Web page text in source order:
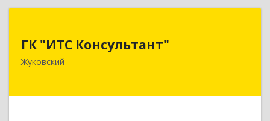
ГК "ИТС Консультант"
Жуковский
140181, Московская обл, Жуковский г,
Ломоносова ул, дом № 29А, этаж 2, пом.3
Подробнее